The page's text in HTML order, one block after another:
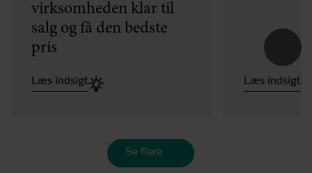
virksomheden klar til
salg og få den bedste
pris
Læs indsigt Læs indsigt
Se flere